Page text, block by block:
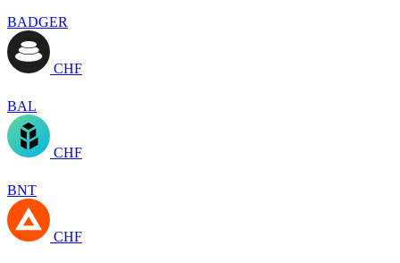
BADGER
CHF
BAL
CHF
BNT
CHF